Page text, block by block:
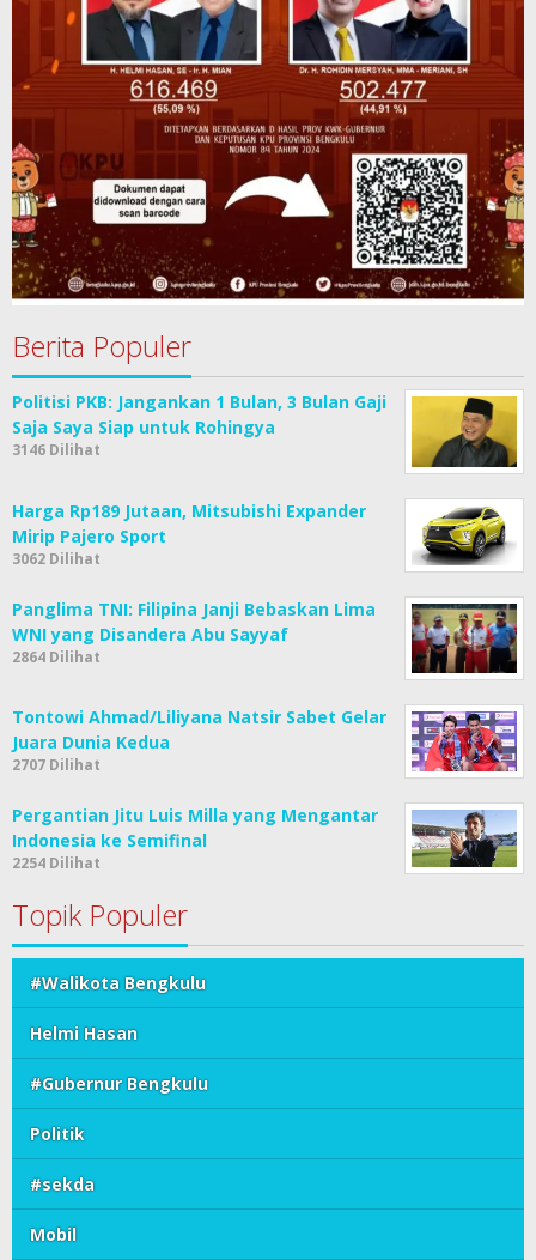
Berita Populer
Politisi PKB: Jangankan 1 Bulan, 3 Bulan Gaji
Saja Saya Siap untuk Rohingya
3146 Dilihat
Harga Rp189 Jutaan, Mitsubishi Expander
Mirip Pajero Sport
3062 Dilihat
Panglima TNI: Filipina Janji Bebaskan Lima
WNI yang Disandera Abu Sayyaf
2864 Dilihat
Tontowi Ahmad/Liliyana Natsir Sabet Gelar
Juara Dunia Kedua
2707 Dilihat
Pergantian Jitu Luis Milla yang Mengantar
Indonesia ke Semifinal
2254 Dilihat
Topik Populer
#Walikota Bengkulu
Helmi Hasan
#Gubernur Bengkulu
Politik
#sekda
Mobil